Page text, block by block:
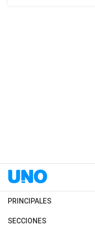
PRINCIPALES
Últimas Noticias
SECCIONES